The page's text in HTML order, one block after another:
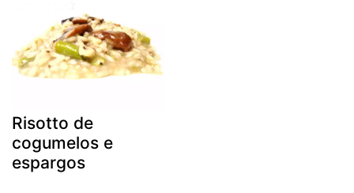
Risotto de
cogumelos e
espargos